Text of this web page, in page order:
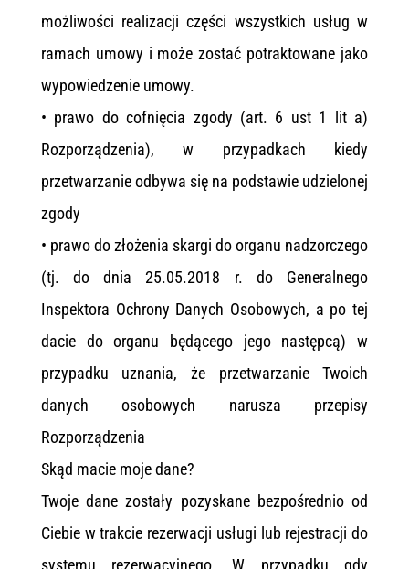
możliwości realizacji części wszystkich usług w
ramach umowy i może zostać potraktowane jako
wypowiedzenie umowy.
• prawo do cofnięcia zgody (art. 6 ust 1 lit a)
Rozporządzenia), w przypadkach kiedy
przetwarzanie odbywa się na podstawie udzielonej
zgody
• prawo do złożenia skargi do organu nadzorczego
(tj. do dnia 25.05.2018 r. do Generalnego
Inspektora Ochrony Danych Osobowych, a po tej
dacie do organu będącego jego następcą) w
przypadku uznania, że przetwarzanie Twoich
danych osobowych narusza przepisy
Rozporządzenia
Skąd macie moje dane?
Twoje dane zostały pozyskane bezpośrednio od
Ciebie w trakcie rezerwacji usługi lub rejestracji do
systemu rezerwacyjnego. W przypadku gdy